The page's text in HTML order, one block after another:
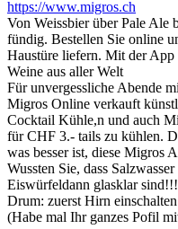
https://www.migros.ch
Von Weissbier über Pale Ale
fündig. Bestellen Sie online
Haustüre liefern. Mit der App
Weine aus aller Welt
Für unvergessliche Abende
Migros Online verkauft
Cocktail Kühle,n und auch
für CHF 3.- tails zu kühlen.
was besser ist, diese Migros
Wussten Sie, dass
Eiswürfeldann glasklar sind!!!
Drum: zuerst Hirn
(Habe mal Ihr ganzes Pofil